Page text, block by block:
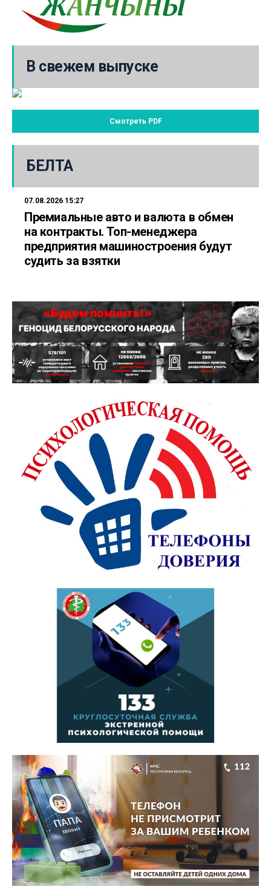
В свежем выпуске
Смотреть PDF
БЕЛТА
07.08.2026 15:27
Премиальные авто и валюта в обмен
на контракты. Топ-менеджера
предприятия машиностроения будут
судить за взятки